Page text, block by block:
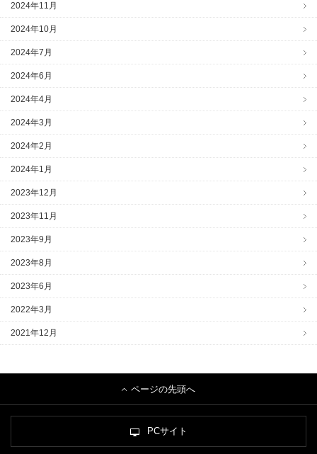
2024年11月
2024年10月
2024年7月
2024年6月
2024年4月
2024年3月
2024年2月
2024年1月
2023年12月
2023年11月
2023年9月
2023年8月
2023年6月
2022年3月
2021年12月
ページの先頭へ
PCサイト